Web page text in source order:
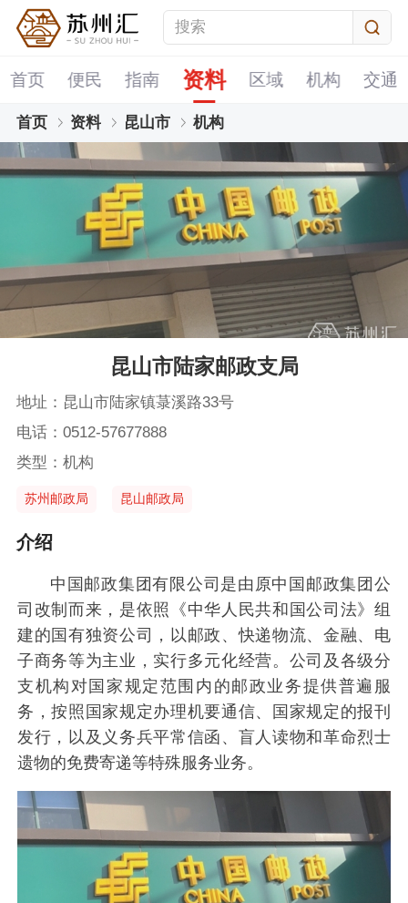
首页 便民 指南 资料 区域 机构 交通
首页 资料 昆山市 机构
昆山市陆家邮政支局
地址：昆山市陆家镇菉溪路33号
电话：0512-57677888
类型：机构
苏州邮政局 昆山邮政局
介绍
中国邮政集团有限公司是由原中国邮政集团公
司改制而来，是依照《中华人民共和国公司法》组
建的国有独资公司，以邮政、快递物流、金融、电
子商务等为主业，实行多元化经营。公司及各级分
支机构对国家规定范围内的邮政业务提供普遍服
务，按照国家规定办理机要通信、国家规定的报刊
发行，以及义务兵平常信函、盲人读物和革命烈士
遗物的免费寄递等特殊服务业务。